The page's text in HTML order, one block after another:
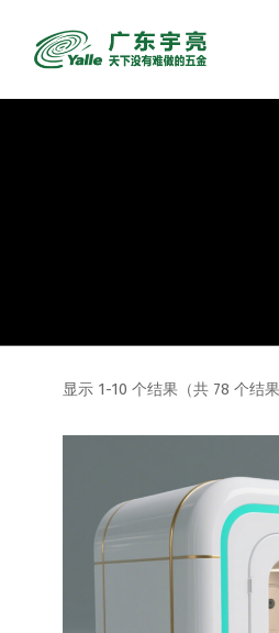
显示 1-10 个结果（共 78 个结果